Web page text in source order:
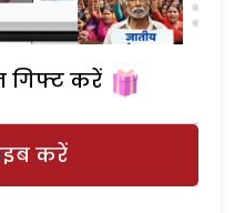
गिफ्ट करें
करें